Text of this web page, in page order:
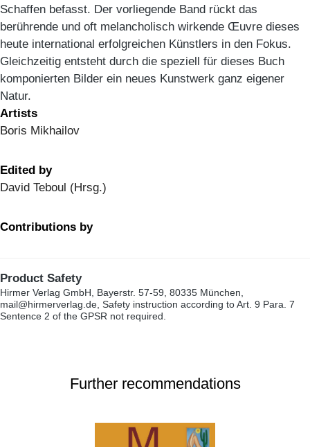
Schaffen befasst. Der vorliegende Band rückt das
berührende und oft melancholisch wirkende Œuvre dieses
heute international erfolgreichen Künstlers in den Fokus.
Gleichzeitig entsteht durch die speziell für dieses Buch
komponierten Bilder ein neues Kunstwerk ganz eigener
Natur.
Artists
Boris Mikhailov
Edited by
David Teboul (Hrsg.)
Contributions by
Product Safety
Hirmer Verlag GmbH, Bayerstr. 57-59, 80335 München,
mail@hirmerverlag.de, Safety instruction according to Art. 9 Para. 7
Sentence 2 of the GPSR not required.
Further recommendations